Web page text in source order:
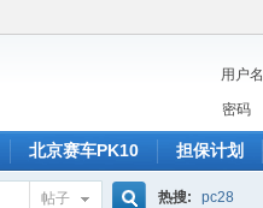
用户名
密码
北京赛车PK10 担保计划
帖子 热搜: pc28